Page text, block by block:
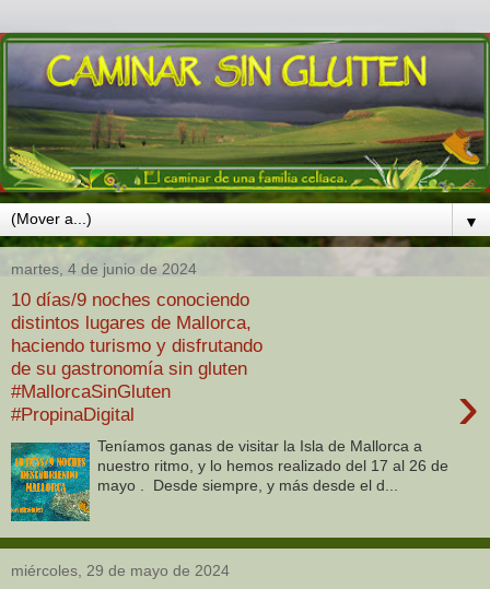
▼
martes, 4 de junio de 2024
10 días/9 noches conociendo
distintos lugares de Mallorca,
haciendo turismo y disfrutando
de su gastronomía sin gluten
#MallorcaSinGluten
#PropinaDigital
›
Teníamos ganas de visitar la Isla de Mallorca a
nuestro ritmo, y lo hemos realizado del 17 al 26 de
mayo . Desde siempre, y más desde el d...
miércoles, 29 de mayo de 2024